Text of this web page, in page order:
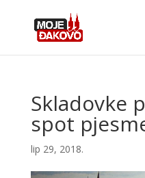
Skladovke
spot
lip 29, 2018.